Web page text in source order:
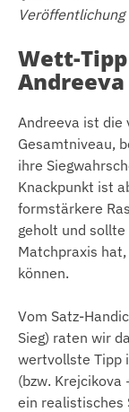
Wett-
Andreeva
Andreeva ist die
Gesamtniveau,
ihre
Knackpunkt ist
formstärkere
geholt und sollte
Matchpraxis
können.
Vom Satz-
Sieg) raten wir
wertvollste Tipp
(bzw. Krejcikova
ein realistisches